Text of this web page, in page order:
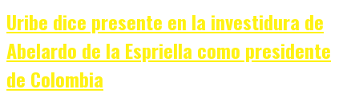
Uribe dice presente en la investidura de
Abelardo de la Espriella como presidente
de Colombia